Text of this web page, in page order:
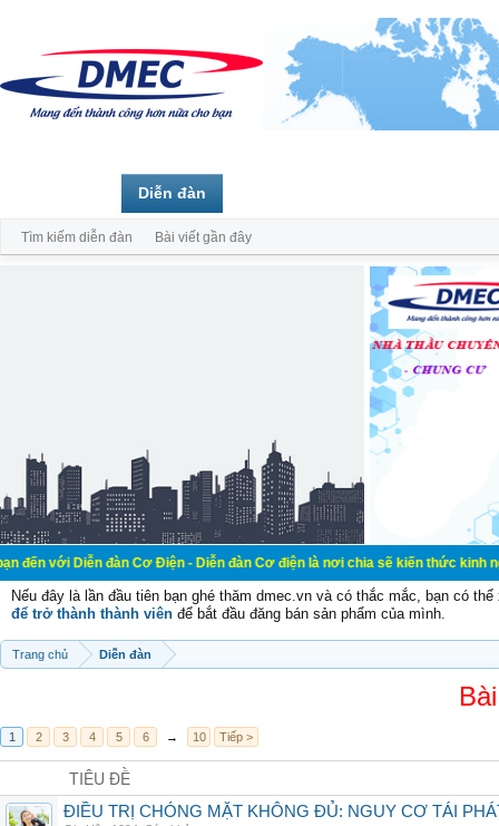
đàn Cơ Điện - Diễn đàn Cơ điện là nơi chia sẽ kiến thức kinh nghiệm
Nếu đây là lần đầu tiên bạn ghé thăm dmec.vn và có thắc mắc, bạn có
để trở thành thành viên để bắt đầu đăng bán sản phẩm của mình.
Trang chủ Diễn đàn
1 2 3 4 5 6 → 10 Tiếp >
TIÊU ĐỀ
ĐIỀU TRỊ CHÓNG MẶT KHÔNG ĐỦ: NGUY CƠ TÁI
Diễn đàn
Tìm kiếm diễn đàn Bài viết gần đây